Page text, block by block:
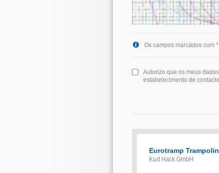
Os campos marcados com
Autorizo que os meus
estabelecimento de
Eurotramp
Kurt Hack GmbH